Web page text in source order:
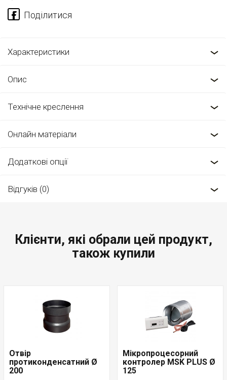
Характеристики
Опис
Технічне креслення
Онлайн матеріали
Додаткові опції
Відгуків (0)
Клієнти, які обрали цей продукт,
також купили
Отвір
протиконденсатний Ø
200
Мікропроцесорний
контролер MSK PLUS Ø
125